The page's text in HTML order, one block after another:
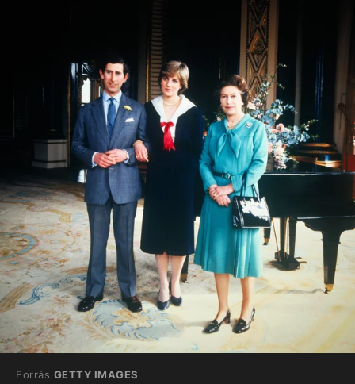
Forrás GETTY IMAGES